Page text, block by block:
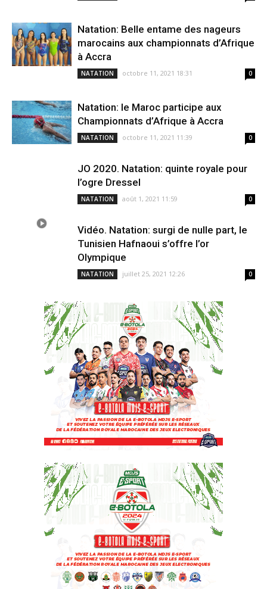
Natation: Belle entame des nageurs
marocains aux championnats d’Afrique
à Accra
NATATION octobre 11, 2021 18:31 0
Natation: le Maroc participe aux
Championnats d’Afrique à Accra
NATATION octobre 11, 2021 11:39 0
JO 2020. Natation: quinte royale pour
l’ogre Dressel
NATATION août 1, 2021 11:59 0
Vidéo. Natation: surgi de nulle part, le
Tunisien Hafnaoui s’offre l’or
Olympique
NATATION juillet 25, 2021 12:26 0